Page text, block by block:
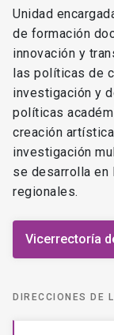
Unidad
de formación
innovación y
las políticas de
investigación y
políticas
creación
investigación
se desarrolla en
regionales.
Vicerrectoría
DIRECCIONES DE